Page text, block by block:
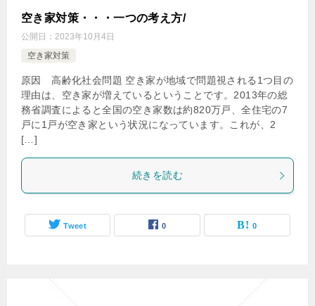
空き家対策・・・一つの考え方/
公開日： 2023年10月4日
空き家対策
原因 高齢化社会問題 空き家が地域で問題視される1つ目の
理由は、空き家が増えているということです。2013年の総
務省調査によると全国の空き家数は約820万戸、全住宅の7
戸に1戸が空き家という状況になっています。これが、2
[…]
続きを読む
Tweet 0 0